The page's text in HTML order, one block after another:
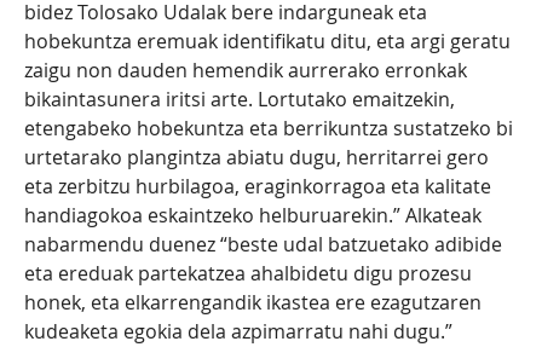
bidez Tolosako Udalak bere indarguneak eta
hobekuntza eremuak identifikatu ditu, eta argi geratu
zaigu non dauden hemendik aurrerako erronkak
bikaintasunera iritsi arte. Lortutako emaitzekin,
etengabeko hobekuntza eta berrikuntza sustatzeko bi
urtetarako plangintza abiatu dugu, herritarrei gero
eta zerbitzu hurbilagoa, eraginkorragoa eta kalitate
handiagokoa eskaintzeko helburuarekin.” Alkateak
nabarmendu duenez “beste udal batzuetako adibide
eta ereduak partekatzea ahalbidetu digu prozesu
honek, eta elkarrengandik ikastea ere ezagutzaren
kudeaketa egokia dela azpimarratu nahi dugu.”